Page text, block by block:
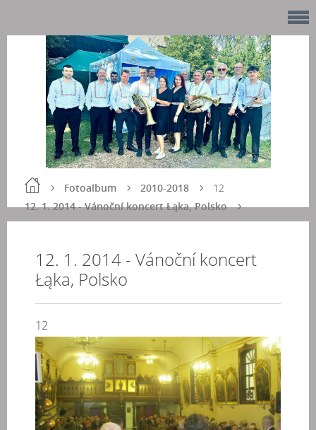
Fotoalbum
2010-2018
12. 1. 2014 - Vánoční koncert Łąka, Polsko
12
12. 1. 2014 - Vánoční koncert
Łąka, Polsko
12